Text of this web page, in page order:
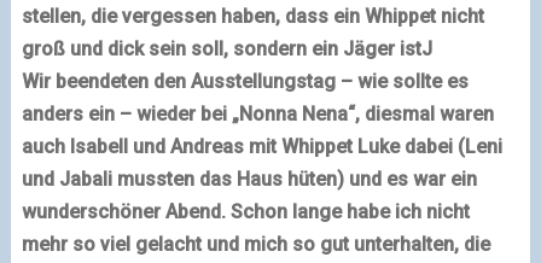
stellen, die vergessen haben, dass ein Whippet nicht
groß und dick sein soll, sondern ein Jäger istJ
Wir beendeten den Ausstellungstag – wie sollte es
anders ein – wieder bei „Nonna Nena“, diesmal waren
auch Isabell und Andreas mit Whippet Luke dabei (Leni
und Jabali mussten das Haus hüten) und es war ein
wunderschöner Abend. Schon lange habe ich nicht
mehr so viel gelacht und mich so gut unterhalten, die